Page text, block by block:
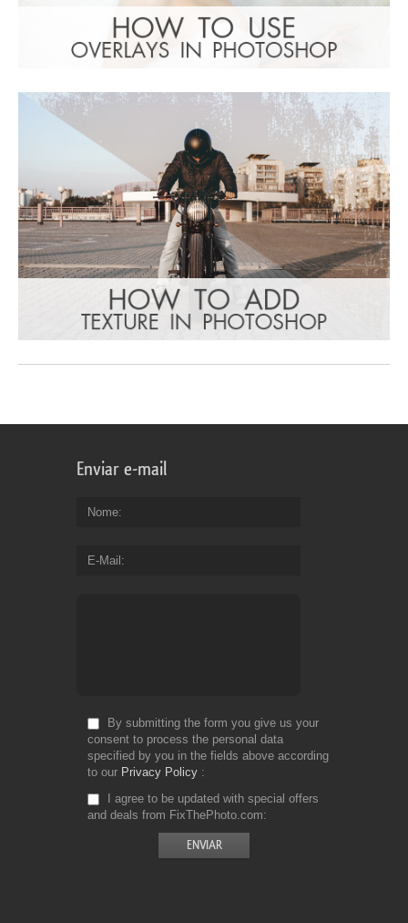
Enviar e-mail
Nome
E-Mail
By submitting the form you give us your
consent to process the personal data
specified by you in the fields above according
to our Privacy Policy
I agree to be updated with special offers
and deals from FixThePhoto.com